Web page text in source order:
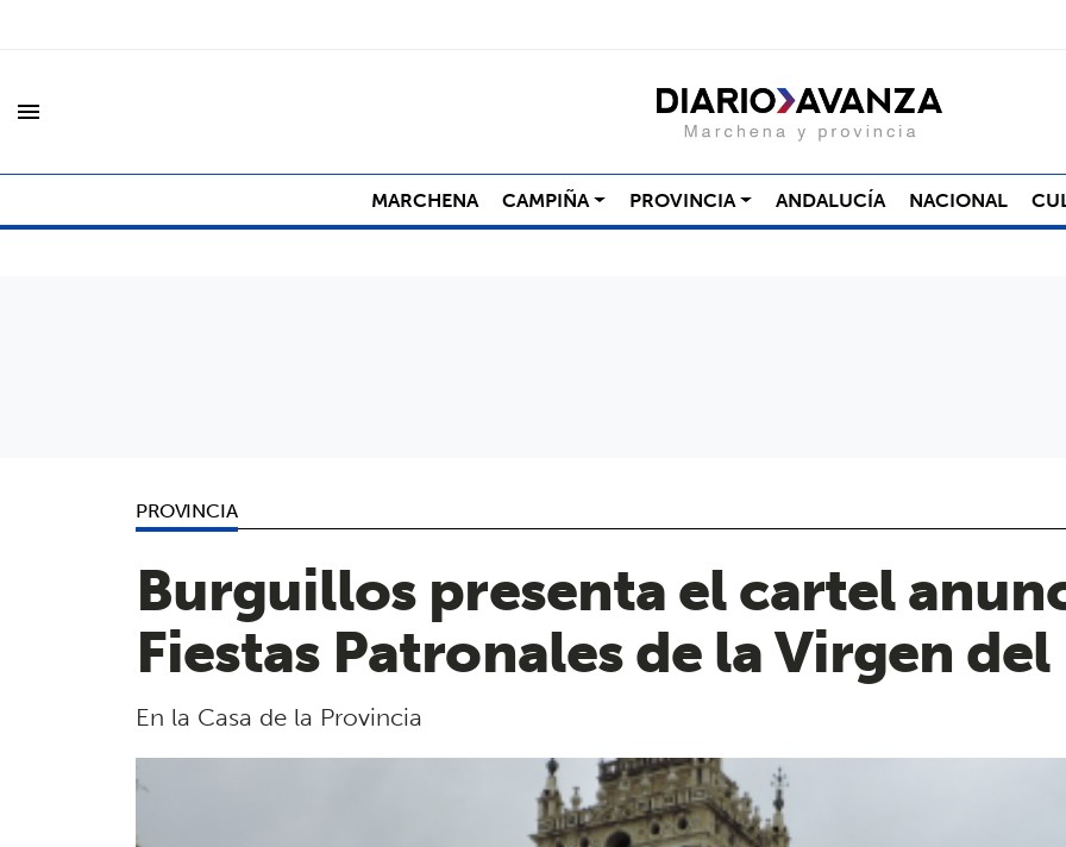
menu
MARCHENA CAMPIÑA PROVINCIA ANDALUCÍA NACIONAL
PROVINCIA
Burguillos presenta el cartel
Fiestas Patronales de la Virgen
En la Casa de la Provincia